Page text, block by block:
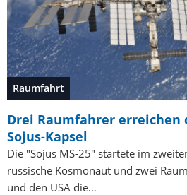
Raumfahrt
Drei Raumfahrer erreichen
Sojus-Kapsel
Die "Sojus MS-25" startete im
russische Kosmonaut und zwei
und den USA die…